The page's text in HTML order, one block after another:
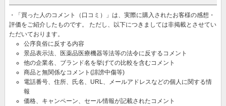
・「買った人のコメント（口コミ）」は、実際に購入されたお客様の感想・
評価をご紹介したものです。 ただし、以下につきましては非掲載とさせてい
ただいております。
公序良俗に反する内容
景品表示法、医薬品医療機器等法等の法令に反するコメント
他の企業名、ブランド名を挙げての比較を含むコメント
商品と無関係なコメント(誹謗中傷等)
電話番号、住所、氏名、URL、メールアドレスなどの個人に関する情
報
価格、キャンペーン、セール情報が記載されたコメント